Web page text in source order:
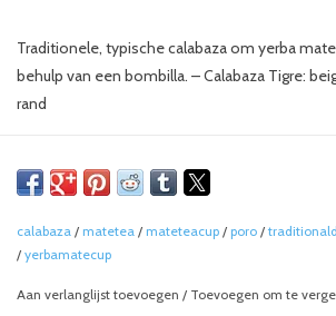
Traditionele, typische calabaza om yerba
behulp van een bombilla. – Calabaza Tigre:
rand
calabaza / matetea / mateteacup / poro /
/ yerbamatecup
Aan verlanglijst toevoegen / Toevoegen om te